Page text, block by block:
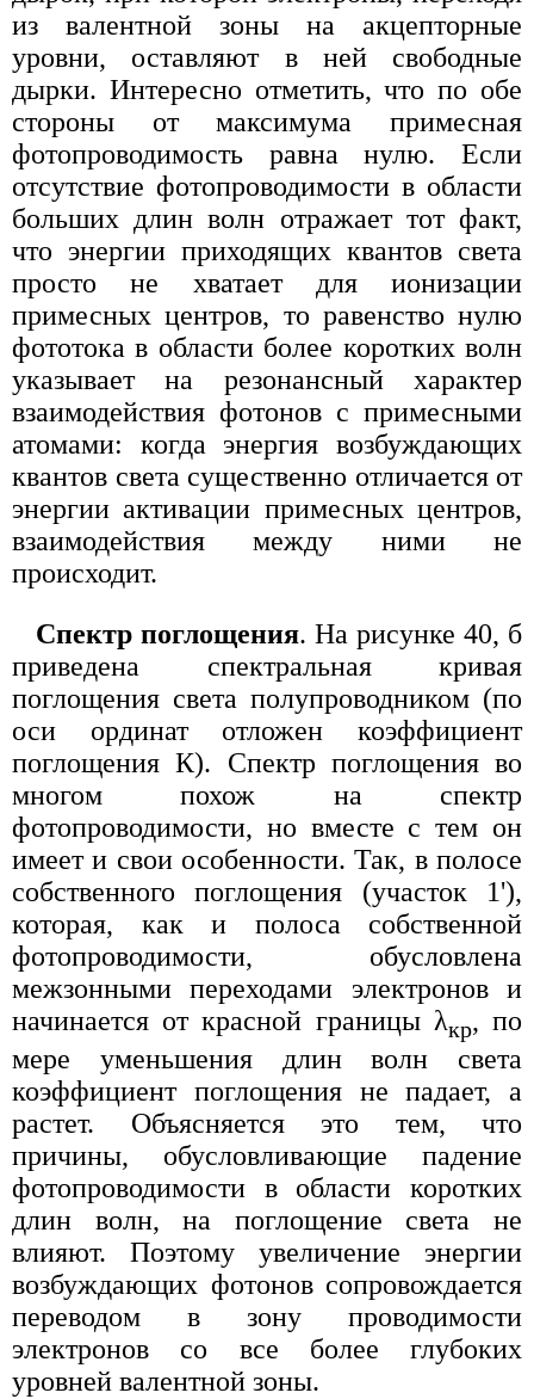
из валентной зоны на акцепторные
уровни, оставляют в ней свободные
дырки. Интересно отметить, что по обе
стороны от максимума примесная
фотопроводимость равна нулю. Если
отсутствие фотопроводимости в области
больших длин волн отражает тот факт,
что энергии приходящих квантов света
просто не хватает для ионизации
примесных центров, то равенство нулю
фототока в области более коротких волн
указывает на резонансный характер
взаимодействия фотонов с примесными
атомами: когда энергия возбуждающих
квантов света существенно отличается от
энергии активации примесных центров,
взаимодействия между ними не
происходит.
Спектр поглощения. На рисунке 40, б
приведена спектральная кривая
поглощения света полупроводником (по
оси ординат отложен коэффициент
поглощения К). Спектр поглощения во
многом похож на спектр
фотопроводимости, но вместе с тем он
имеет и свои особенности. Так, в полосе
собственного поглощения (участок 1'),
которая, как и полоса собственной
фотопроводимости, обусловлена
межзонными переходами электронов и
начинается от красной границы λкр, по
мере уменьшения длин волн света
коэффициент поглощения не падает, а
растет. Объясняется это тем, что
причины, обусловливающие падение
фотопроводимости в области коротких
длин волн, на поглощение света не
влияют. Поэтому увеличение энергии
возбуждающих фотонов сопровождается
переводом в зону проводимости
электронов со все более глубоких
уровней валентной зоны.